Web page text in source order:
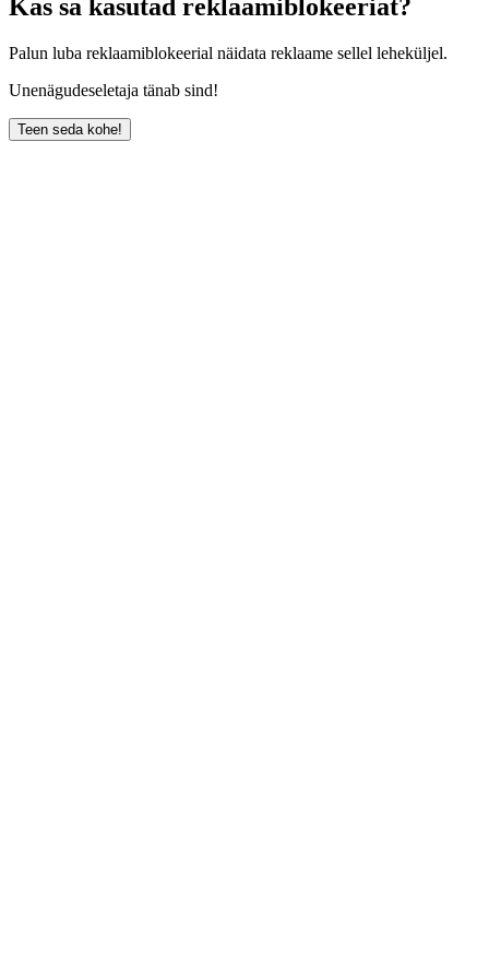
Kas sa kasutad reklaamiblokeeriat?
Palun luba reklaamiblokeerial näidata reklaame sellel leheküljel.
Unenägudeseletaja tänab sind!
Teen seda kohe!